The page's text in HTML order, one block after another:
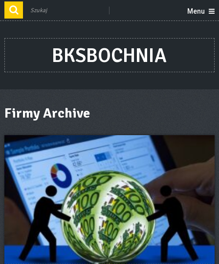
Menu
BKSBOCHNIA
Firmy Archive